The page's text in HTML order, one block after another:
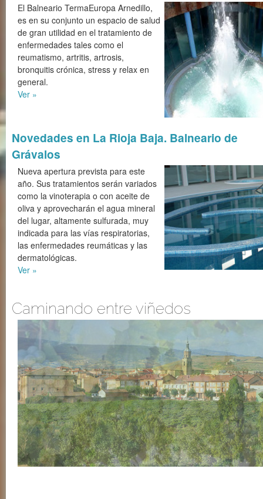
El Balneario TermaEuropa Arnedillo,
es en su conjunto un espacio de salud
de gran utilidad en el tratamiento de
enfermedades tales como el
reumatismo, artritis, artrosis,
bronquitis crónica, stress y relax en
general.
Ver »
Novedades en La Rioja Baja. Balneario de
Grávalos
Nueva apertura prevista para este
año. Sus tratamientos serán variados
como la vinoterapia o con aceite de
oliva y aprovecharán el agua mineral
del lugar, altamente sulfurada, muy
indicada para las vías respiratorias,
las enfermedades reumáticas y las
dermatológicas.
Ver »
Caminando entre viñedos